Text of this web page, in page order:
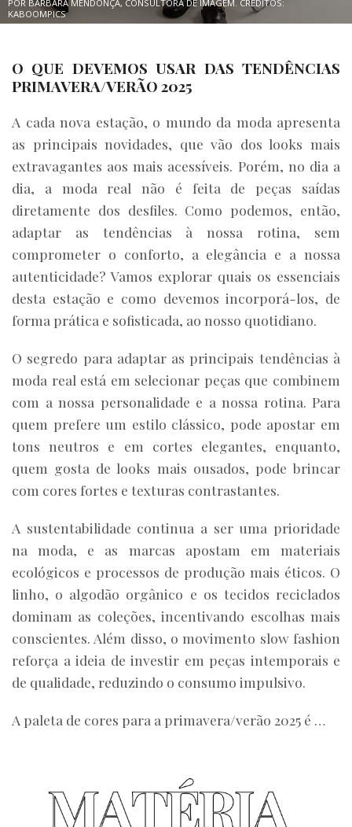
POR BÁRBARA MENDONÇA, CONSULTORA DE IMAGEM. CRÉDITOS:
KABOOMPICS
O QUE DEVEMOS USAR DAS TENDÊNCIAS
PRIMAVERA/VERÃO 2025
A cada nova estação, o mundo da moda apresenta
as principais novidades, que vão dos looks mais
extravagantes aos mais acessíveis. Porém, no dia a
dia, a moda real não é feita de peças saídas
diretamente dos desfiles. Como podemos, então,
adaptar as tendências à nossa rotina, sem
comprometer o conforto, a elegância e a nossa
autenticidade? Vamos explorar quais os essenciais
desta estação e como devemos incorporá-los, de
forma prática e sofisticada, ao nosso quotidiano.
O segredo para adaptar as principais tendências à
moda real está em selecionar peças que combinem
com a nossa personalidade e a nossa rotina. Para
quem prefere um estilo clássico, pode apostar em
tons neutros e em cortes elegantes, enquanto,
quem gosta de looks mais ousados, pode brincar
com cores fortes e texturas contrastantes.
A sustentabilidade continua a ser uma prioridade
na moda, e as marcas apostam em materiais
ecológicos e processos de produção mais éticos. O
linho, o algodão orgânico e os tecidos reciclados
dominam as coleções, incentivando escolhas mais
conscientes. Além disso, o movimento slow fashion
reforça a ideia de investir em peças intemporais e
de qualidade, reduzindo o consumo impulsivo.
A paleta de cores para a primavera/verão 2025 é …